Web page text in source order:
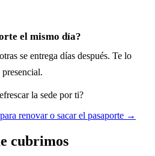
el mismo día?
se entrega días después. Te lo
la sede por ti?
renovar o sacar el pasaporte →
cubrimos